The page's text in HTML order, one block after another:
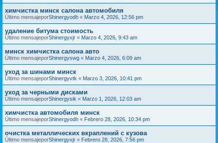
химчистка минск салона автомобиля
Último mensajeporShinergyodh « Marzo 4, 2026, 12:56 pm
удаление битума стоимость
Último mensajeporShinergyxjr « Marzo 4, 2026, 9:43 am
минск химчистка салона авто
Último mensajeporShinergyswg « Marzo 4, 2026, 6:09 am
уход за шинами минск
Último mensajeporShinergyvtk « Marzo 3, 2026, 10:41 pm
уход за черными дисками
Último mensajeporShinergysik « Marzo 1, 2026, 12:03 am
химчистка автомобиля минск
Último mensajeporShinergyodh « Febrero 28, 2026, 10:34 pm
очистка металлических вкраплений с кузова
Último mensajeporShinergyxjr « Febrero 28, 2026, 7:56 pm